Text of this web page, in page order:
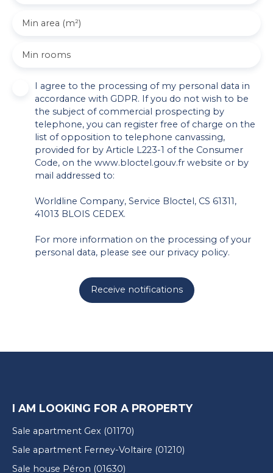
Min area (m²)
Min rooms
I agree to the processing of my personal data in
accordance with GDPR. If you do not wish to be
the subject of commercial prospecting by
telephone, you can register free of charge on the
list of opposition to telephone canvassing,
provided for by Article L223-1 of the Consumer
Code, on the www.bloctel.gouv.fr website or by
mail addressed to:
Worldline Company, Service Bloctel, CS 61311,
41013 BLOIS CEDEX.
For more information on the processing of your
personal data, please see our privacy policy.
Receive notifications
I AM LOOKING FOR A PROPERTY
Sale apartment Gex (01170)
Sale apartment Ferney-Voltaire (01210)
Sale house Péron (01630)